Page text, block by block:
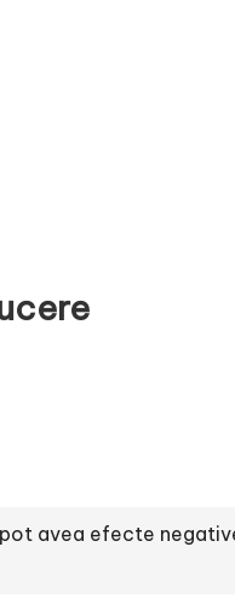
avea efecte